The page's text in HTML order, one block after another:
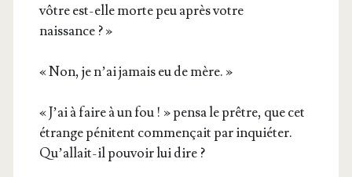
vôtre est-elle morte peu après votre
naissance ? »
« Non, je n’ai jamais eu de mère. »
« J’ai à faire à un fou ! » pen­sa le prêtre, que cet
étrange péni­tent com­men­çait par inquié­ter.
Qu’allait-il pou­voir lui dire ?